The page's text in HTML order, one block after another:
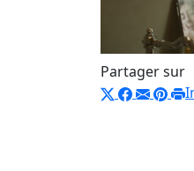
Partager sur